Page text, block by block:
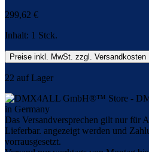
299,62 €
Inhalt: 1 Stck.
Preise inkl. MwSt. zzgl. Versandkosten
22 auf Lager
Das Versandversprechen gilt nur für
Lieferbar. angezeigt werden und
vorrausgesetzt.